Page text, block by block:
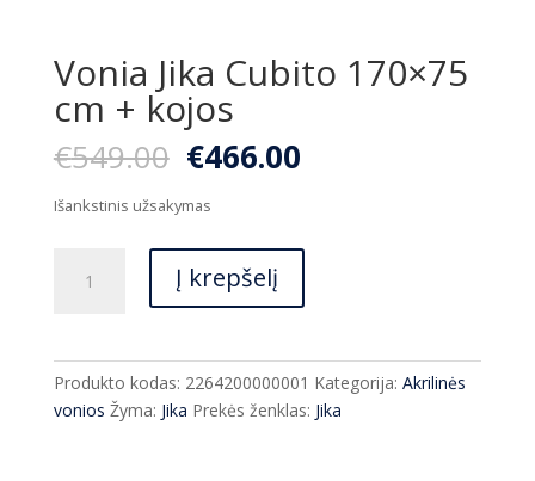
Vonia Jika Cubito 170×75
cm + kojos
€549.00 Original
price
was:
€549.00.
€466.00Current
€466.00.
Išankstinis užsakymas
kiekis:
Cubito
Į krepšelį
Produkto kodas: 2264200000001 Kategorija: Akrilinės
vonios Žyma: Jika Prekės ženklas: Jika